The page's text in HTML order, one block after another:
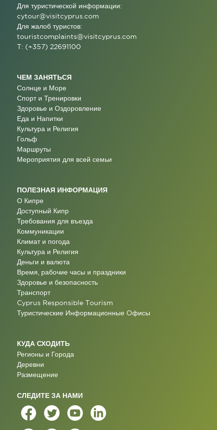
Для туристической информации:
cytour@visitcyprus.com
Для жалоб туристов:
touristcomplaints@visitcyprus.com
T: (+357) 22691100
ЧЕМ ЗАНЯТЬСЯ
Солнце и Море
Спорт и Тренировки
Здоровье и Оздоровление
Еда и Напитки
Культура и Религия
Гольф
Маршруты
Мероприятия для всей семьи
ПОЛЕЗНАЯ ИНФОРМАЦИЯ
О Кипре
Доступный Кипр
Требования для въезда
Коммуникации
Климат и погода
Культура и Религия
Деньги и валюта
Время, рабочие часы и праздники
Здоровье и безопасность
Транспорт
Cyprus Responsible Tourism
Туристические Информационные Oфисы
КУДА СХОДИТЬ
Регионы и Города
Деревни
Размещение
СЛЕДИТЕ ЗА НАМИ